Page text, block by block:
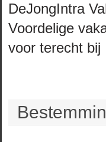
DeJongIntra
Voordelige
voor terecht bij